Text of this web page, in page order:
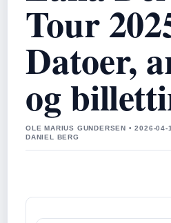
Tour
Datoer,
og
OLE MARIUS GUNDERSEN • 2026-
DANIEL BERG